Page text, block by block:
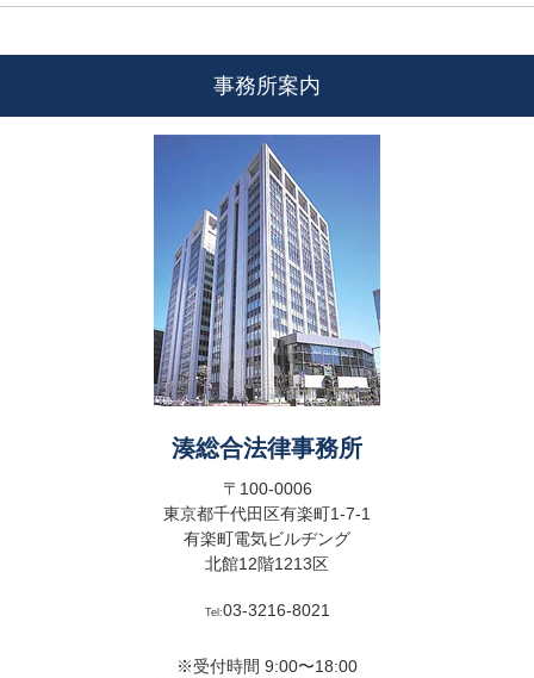
事務所案内
湊総合法律事務所
〒100-0006
東京都千代田区有楽町1-7-1
有楽町電気ビルヂング
北館12階1213区
Tel:03-3216-8021
※受付時間 9:00〜18:00